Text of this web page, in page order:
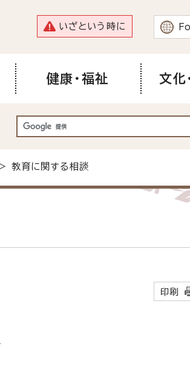
いざという時に
健康・福祉 文化
> 教育に関する相談
印刷